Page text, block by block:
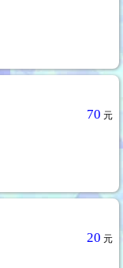
70 元
20 元